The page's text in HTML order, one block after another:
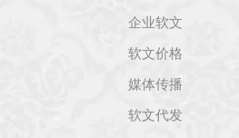
企业软文
软文价格
媒体传播
软文代发